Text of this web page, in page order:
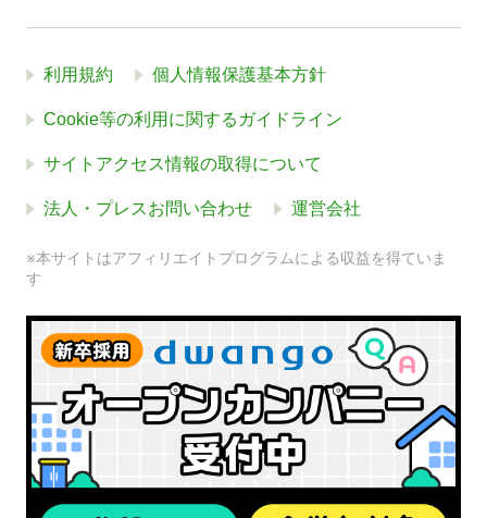
利用規約 個人情報保護基本方針
Cookie等の利用に関するガイドライン
サイトアクセス情報の取得について
法人・プレスお問い合わせ 運営会社
※本サイトはアフィリエイトプログラムによる収益を得ていま
す